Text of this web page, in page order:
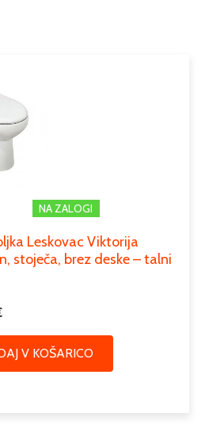
NA ZALOGI
Leskovac Viktorija
stoječa, brez deske – talni
V KOŠARICO